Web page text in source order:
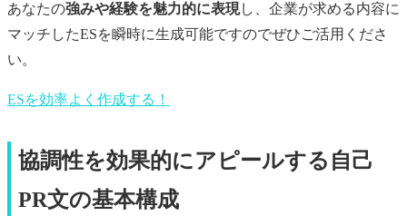
あなたの強みや経験を魅力的に表現し、企業が求める内容に
マッチしたESを瞬時に生成可能ですのでぜひご活用くださ
い。
ESを効率よく作成する！
協調性を効果的にアピールする自己
PR文の基本構成